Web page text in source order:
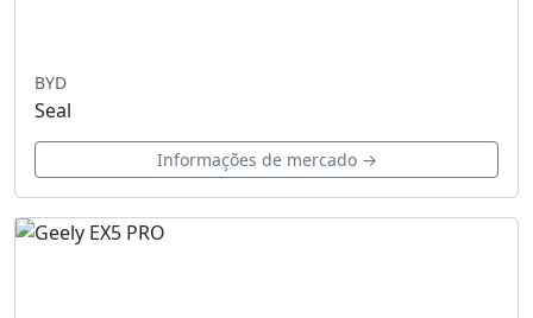
BYD
Seal
Informações de mercado →